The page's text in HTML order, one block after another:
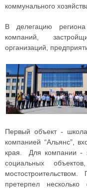
коммунального
В делегацию
компаний,
организаций,
Первый объект -
компанией “Альянс”,
края. Для компании -
социальных
претерпел